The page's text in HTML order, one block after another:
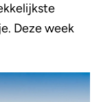
Deze week